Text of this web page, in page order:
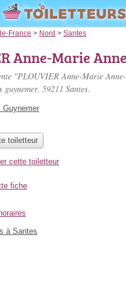
France > Nord > Santes
Anne-Marie
"PLOUVIER Anne-Marie
guynemer, 59211 Santes.
Guynemer
toiletteur
cette toiletteur
fiche
à Santes